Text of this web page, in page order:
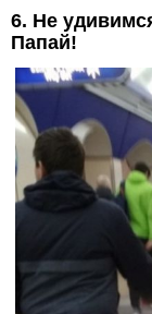
6. Не
Папай!